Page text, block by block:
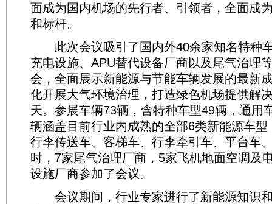
面成为国内机场的先行者、引领者，全面成
和标杆。
此次会议吸引了国内外40余家知名特种
充电设施、APU替代设备厂商以及尾气治理
会，全面展示新能源与节能车辆发展的最新
化开展大气环境治理，打造绿色机场提供解
天。参展车辆73辆，含特种车型49辆，通用
辆涵盖目前行业内成熟的全部6类新能源车
行李传送车、客梯车、行李牵引车、平台车
时，7家尾气治理厂商，5家飞机地面空调及
设施厂商参加了会议。
会议期间，行业专家进行了新能源知识